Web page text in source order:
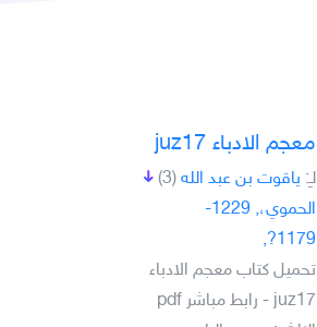
معجم الادباء juz17
(3) لـِ: ياقوت بن عبد الله
الحموي،, 1229-
1179?,
تحميل كتاب معجم الادباء
juz17 - رابط مباشر pdf